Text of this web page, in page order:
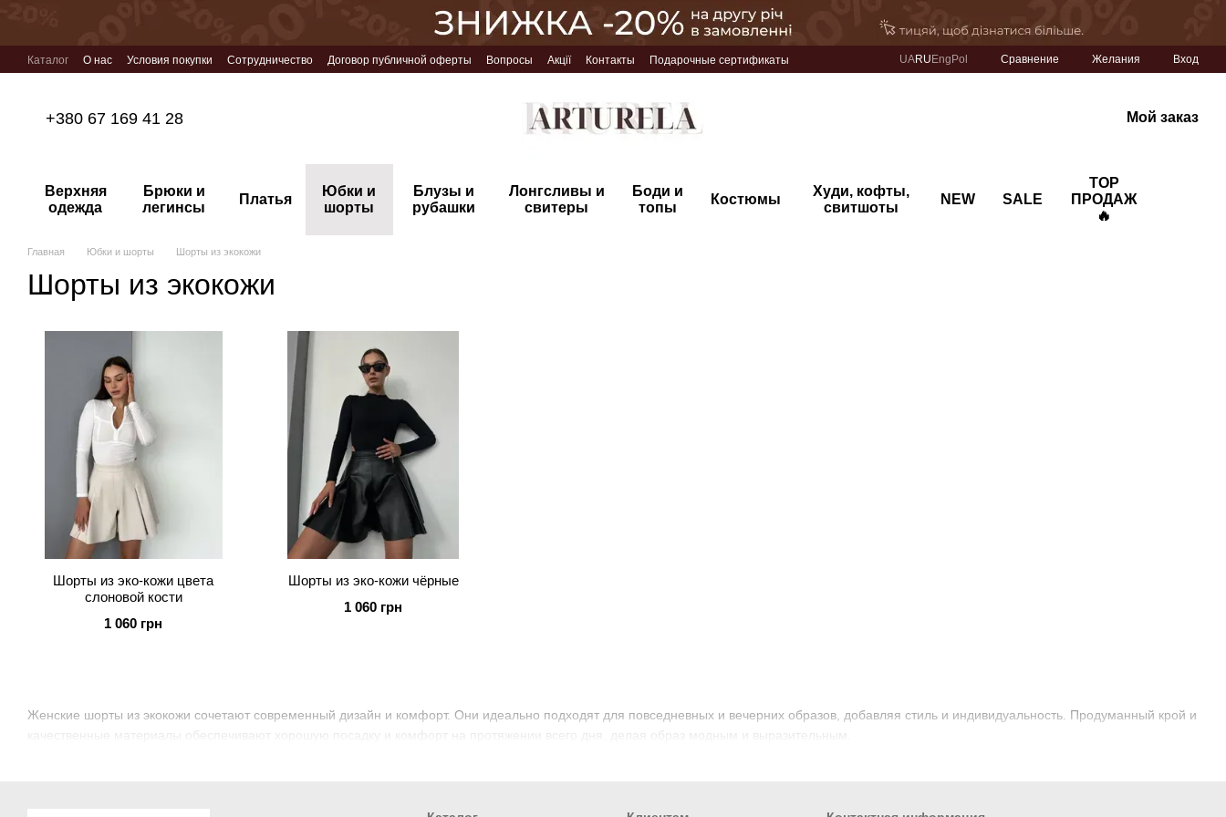
Каталог О нас Условия покупки Сотрудничество Договор публичной оферты Вопросы Акції Контакты Подарочные сертификаты UARU Eng Pol Сравнение Желания Вход
+380 67 169 41 28 Мой заказ
Верхняя
одежда
Брюки и
легинсы
Платья
Юбки и
шорты
Блузы и
рубашки
Лонгсливы и
свитеры
Боди и
топы
Костюмы
Худи, кофты,
свитшоты
NEW SALE
TOP
ПРОДАЖ
🔥
Главная Юбки и шорты Шорты из экокожи
Шорты из экокожи
Женские шорты из экокожи сочетают современный дизайн и комфорт. Они идеально подходят для повседневных и вечерних образов, добавляя стиль и индивидуальность. Продуманный крой и
качественные материалы обеспечивают хорошую посадку и комфорт на протяжении всего дня, делая образ модным и выразительным.
Шорты из эко-кожи цвета
слоновой кости
1 060 грн
Шорты из эко-кожи чёрные
1 060 грн